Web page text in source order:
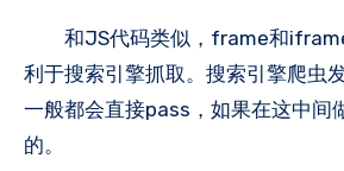
和JS代码类似，frame和
利于搜索引擎抓取。搜索引擎爬虫
一般都会直接pass，如果在这中间
的。